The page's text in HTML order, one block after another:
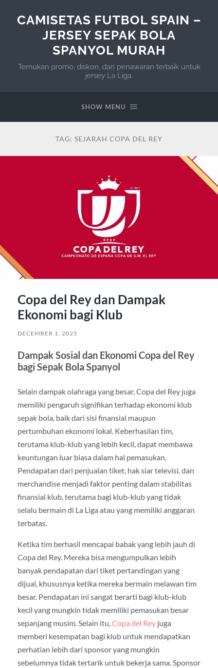
CAMISETAS FUTBOL SPAIN –
JERSEY SEPAK BOLA
SPANYOL MURAH
Temukan promo, diskon, dan penawaran terbaik untuk
jersey La Liga.
SHOW MENU
TAG: SEJARAH COPA DEL REY
Copa del Rey dan Dampak
Ekonomi bagi Klub
DECEMBER 1, 2025
Dampak Sosial dan Ekonomi Copa del Rey
bagi Sepak Bola Spanyol
Selain dampak olahraga yang besar, Copa del Rey juga
memiliki pengaruh signifikan terhadap ekonomi klub
sepak bola, baik dari sisi finansial maupun
pertumbuhan ekonomi lokal. Keberhasilan tim,
terutama klub-klub yang lebih kecil, dapat membawa
keuntungan luar biasa dalam hal pemasukan.
Pendapatan dari penjualan tiket, hak siar televisi, dan
merchandise menjadi faktor penting dalam stabilitas
finansial klub, terutama bagi klub-klub yang tidak
selalu bermain di La Liga atau yang memiliki anggaran
terbatas.
Ketika tim berhasil mencapai babak yang lebih jauh di
Copa del Rey. Mereka bisa mengumpulkan lebih
banyak pendapatan dari tiket pertandingan yang
dijual, khususnya ketika mereka bermain melawan tim
besar. Pendapatan ini sangat berarti bagi klub-klub
kecil yang mungkin tidak memiliki pemasukan besar
sepanjang musim. Selain itu,Copa del Reyjuga
memberi kesempatan bagi klub untuk mendapatkan
perhatian lebih dari sponsor yang mungkin
sebelumnya tidak tertarik untuk bekerja sama. Sponsor